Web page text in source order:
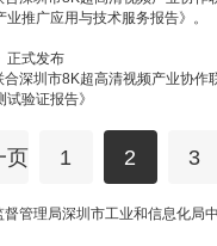
推广应用与技术服务报告》。
正式发布
深圳市8K超高清视频产业协
验证报告》
页 1 2 3
督管理局深圳市工业和信息化局